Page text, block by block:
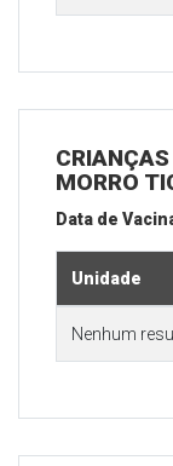
MORRO
Data de
Unidade
Nenhum